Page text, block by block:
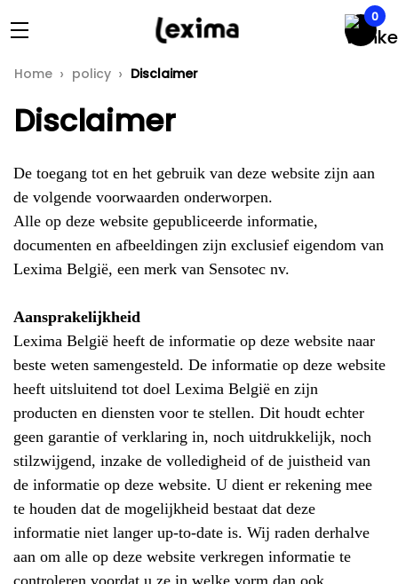
0
Home policy Disclaimer
Disclaimer
De toegang tot en het gebruik van deze website zijn aan
de volgende voorwaarden onderworpen.
Alle op deze website gepubliceerde informatie,
documenten en afbeeldingen zijn exclusief eigendom van
Lexima België, een merk van Sensotec nv.
Aansprakelijkheid
Lexima België heeft de informatie op deze website naar
beste weten samengesteld. De informatie op deze website
heeft uitsluitend tot doel Lexima België en zijn
producten en diensten voor te stellen. Dit houdt echter
geen garantie of verklaring in, noch uitdrukkelijk, noch
stilzwijgend, inzake de volledigheid of de juistheid van
de informatie op deze website. U dient er rekening mee
te houden dat de mogelijkheid bestaat dat deze
informatie niet langer up-to-date is. Wij raden derhalve
aan om alle op deze website verkregen informatie te
controleren voordat u ze in welke vorm dan ook